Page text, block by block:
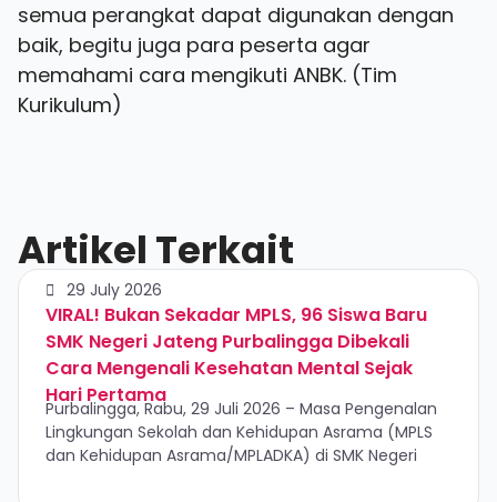
semua perangkat dapat digunakan dengan
baik, begitu juga para peserta agar
memahami cara mengikuti ANBK. (Tim
Kurikulum)
Artikel Terkait
29 July 2026
VIRAL! Bukan Sekadar MPLS, 96 Siswa Baru
SMK Negeri Jateng Purbalingga Dibekali
Cara Mengenali Kesehatan Mental Sejak
Hari Pertama
Purbalingga, Rabu, 29 Juli 2026 – Masa Pengenalan
Lingkungan Sekolah dan Kehidupan Asrama (MPLS
dan Kehidupan Asrama/MPLADKA) di SMK Negeri